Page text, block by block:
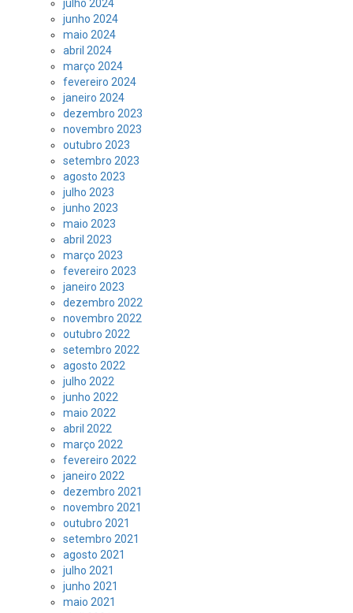
julho 2024
junho 2024
maio 2024
abril 2024
março 2024
fevereiro 2024
janeiro 2024
dezembro 2023
novembro 2023
outubro 2023
setembro 2023
agosto 2023
julho 2023
junho 2023
maio 2023
abril 2023
março 2023
fevereiro 2023
janeiro 2023
dezembro 2022
novembro 2022
outubro 2022
setembro 2022
agosto 2022
julho 2022
junho 2022
maio 2022
abril 2022
março 2022
fevereiro 2022
janeiro 2022
dezembro 2021
novembro 2021
outubro 2021
setembro 2021
agosto 2021
julho 2021
junho 2021
maio 2021